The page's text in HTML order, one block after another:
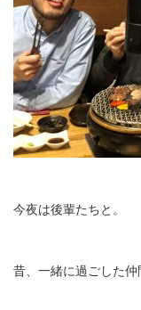
今夜は後輩たちと。
昔、一緒に過ごした